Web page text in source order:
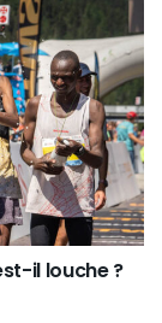
il louche ?